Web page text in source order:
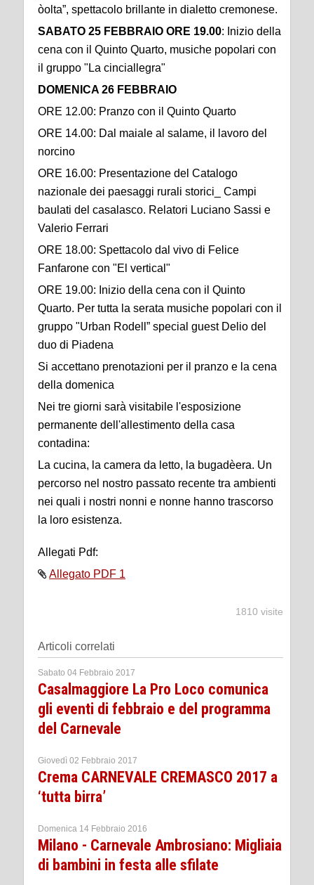
òolta”, spettacolo brillante in dialetto cremonese.
SABATO 25 FEBBRAIO ORE 19.00: Inizio della
cena con il Quinto Quarto, musiche popolari con
il gruppo "La cinciallegra"
DOMENICA 26 FEBBRAIO
ORE 12.00: Pranzo con il Quinto Quarto
ORE 14.00: Dal maiale al salame, il lavoro del
norcino
ORE 16.00: Presentazione del Catalogo
nazionale dei paesaggi rurali storici_ Campi
baulati del casalasco. Relatori Luciano Sassi e
Valerio Ferrari
ORE 18.00: Spettacolo dal vivo di Felice
Fanfarone con "El vertical"
ORE 19.00: Inizio della cena con il Quinto
Quarto. Per tutta la serata musiche popolari con il
gruppo "Urban Rodell” special guest Delio del
duo di Piadena
Si accettano prenotazioni per il pranzo e la cena
della domenica
Nei tre giorni sarà visitabile l'esposizione
permanente dell'allestimento della casa
contadina:
La cucina, la camera da letto, la bugadèera. Un
percorso nel nostro passato recente tra ambienti
nei quali i nostri nonni e nonne hanno trascorso
la loro esistenza.
Allegati Pdf:
Allegato PDF 1
1810 visite
Articoli correlati
Sabato 04 Febbraio 2017
Casalmaggiore La Pro Loco comunica
gli eventi di febbraio e del programma
del Carnevale
Giovedì 02 Febbraio 2017
Crema CARNEVALE CREMASCO 2017 a
‘tutta birra’
Domenica 14 Febbraio 2016
Milano - Carnevale Ambrosiano: Migliaia
di bambini in festa alle sfilate